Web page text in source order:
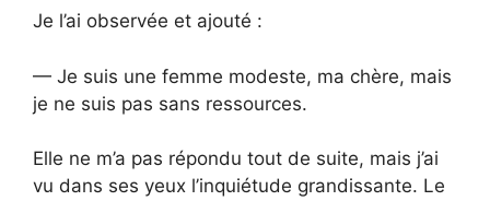
Je l’ai observée et ajouté :
— Je suis une femme modeste, ma chère, mais
je ne suis pas sans ressources.
Elle ne m’a pas répondu tout de suite, mais j’ai
vu dans ses yeux l’inquiétude grandissante. Le